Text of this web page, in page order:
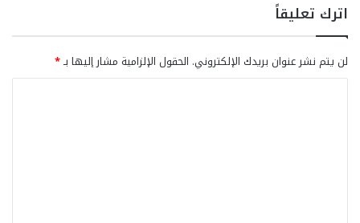
اترك تعليقاً
لن يتم نشر عنوان بريدك الإلكتروني. الحقول الإلزامية مشار إليها بـ*